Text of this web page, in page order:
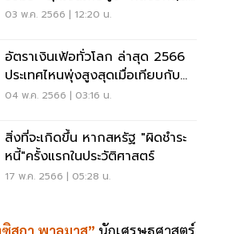
FRB
03 พ.ค. 2566 | 12:20 น.
อัตราเงินเฟ้อทั่วโลก ล่าสุด 2566
ประเทศไหนพุ่งสูงสุดเมื่อเทียบกับ
ไทย
04 พ.ค. 2566 | 03:16 น.
สิ่งที่จะเกิดขึ้น หากสหรัฐ "ผิดชำระ
หนี้"ครั้งแรกในประวัติศาสตร์
17 พ.ค. 2566 | 05:28 น.